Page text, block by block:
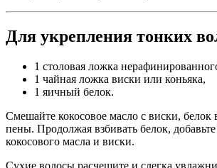
Для укрепления тонких
1 столовая ложка
1 чайная ложка виски или коньяка,
1 яичный белок.
Смешайте кокосовое масло с виски, белок
пены. Продолжая взбивать белок,
кокосового масла и виски.
Сухие волосы расчешите и слегка